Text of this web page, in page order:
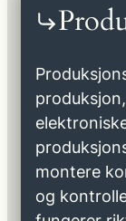
montere
og